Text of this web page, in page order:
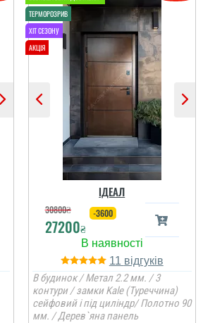
ІДЕАЛ
30800₴
27200₴
-3600
11
В будинок / Метал 2.2 мм. / 3
контури / замки Kale (Туреччина)
сейфовий і під циліндр/ Полотно 90
мм. / Дерев`яна панель